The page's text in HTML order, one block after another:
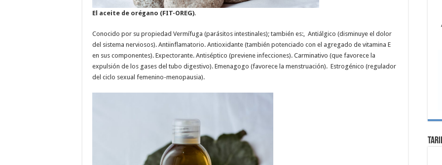
El aceite de orégano (FIT-OREG).
Conocido por su propiedad Vermífuga (parásitos intestinales); también es:, Antiálgico (disminuye el dolor
del sistema nerviosos). Antiinflamatorio. Antioxidante (también potenciado con el agregado de vitamina E
en sus componentes). Expectorante. Antiséptico (previene infecciones). Carminativo (que favorece la
expulsión de los gases del tubo digestivo). Emenagogo (favorece la menstruación). Estrogénico (regulador
del ciclo sexual femenino-menopausia).